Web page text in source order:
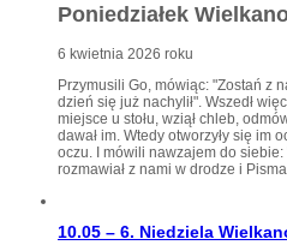
Poniedziałek
6 kwietnia 2026 roku
Przymusili Go, mówiąc: "Zostań z
dzień się już nachylił". Wszedł
miejsce u stołu, wziął chleb,
dawał im. Wtedy otworzyły się im
oczu. I mówili nawzajem do siebie:
rozmawiał z nami w drodze i
10.05 – 6. Niedziela